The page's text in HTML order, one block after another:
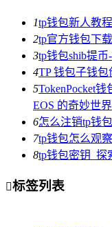
1tp钱包新人教
2tp官方钱包下
3tp钱包shib提
4TP 钱包子钱
5TokenPocket
EOS 的奇妙世界
6怎么注销tp钱
7tp钱包怎么观
8tp钱包密钥_探
标签列表